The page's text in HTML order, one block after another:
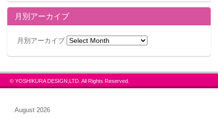
月別アーカイブ
月別アーカイブ
© YOSHIKURA DESIGN,LTD. All Rights Reserved.
August 2026